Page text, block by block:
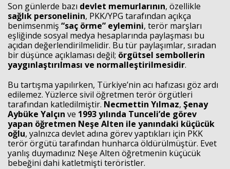
Son günlerde bazı devlet memurlarının, özellikle
sağlık personelinin, PKK/YPG tarafından açıkça
benimsenmiş “saç örme” eylemini, terör marşları
eşliğinde sosyal medya hesaplarında paylaşması bu
açıdan değerlendirilmelidir. Bu tür paylaşımlar, sıradan
bir düşünce açıklaması değil; örgütsel sembollerin
yaygınlaştırılması ve normalleştirilmesidir.
Bu tartışma yapılırken, Türkiye’nin acı hafızası göz ardı
edilemez. Yüzlerce sivil öğretmen terör örgütleri
tarafından katledilmiştir. Necmettin Yılmaz, Şenay
Aybüke Yalçın ve 1993 yılında Tunceli’de görev
yapan öğretmen Neşe Alten ile yanındaki küçücük
oğlu, yalnızca devlet adına görev yaptıkları için PKK
terör örgütü tarafından hunharca öldürülmüştür. Evet
yanlış duymadınız Neşe Alten öğretmenin küçücük
bebeğini dahi katletmişti teröristler.